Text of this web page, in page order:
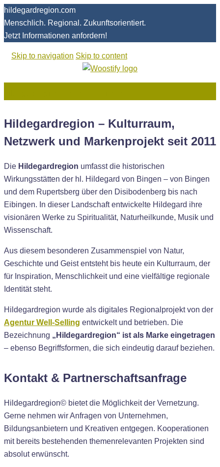
hildegardregion.com
Menschlich. Regional. Zukunftsorientiert.
Jetzt Informationen anfordern!
Skip to navigation Skip to content
Hildegardregion – Kulturraum,
Netzwerk und Markenprojekt seit 2011
Die Hildegardregion umfasst die historischen
Wirkungsstätten der hl. Hildegard von Bingen – von Bingen
und dem Rupertsberg über den Disibodenberg bis nach
Eibingen. In dieser Landschaft entwickelte Hildegard ihre
visionären Werke zu Spiritualität, Naturheilkunde, Musik und
Wissenschaft.
Aus diesem besonderen Zusammenspiel von Natur,
Geschichte und Geist entsteht bis heute ein Kulturraum, der
für Inspiration, Menschlichkeit und eine vielfältige regionale
Identität steht.
Hildegardregion wurde als digitales Regionalprojekt von der
Agentur Well-Selling entwickelt und betrieben. Die
Bezeichnung „Hildegardregion“ ist als Marke eingetragen
– ebenso Begriffsformen, die sich eindeutig darauf beziehen.
Kontakt & Partnerschaftsanfrage
Hildegardregion© bietet die Möglichkeit der Vernetzung.
Gerne nehmen wir Anfragen von Unternehmen,
Bildungsanbietern und Kreativen entgegen. Kooperationen
mit bereits bestehenden themenrelevanten Projekten sind
absolut erwünscht.